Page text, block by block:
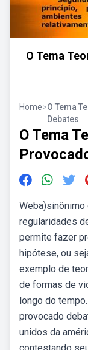
O Tema
Home>O Tema
Debates
O Tema
regularidades
permite fazer
hipótese, ou
exemplo de
de formas de
longo do
provocado
unidos da